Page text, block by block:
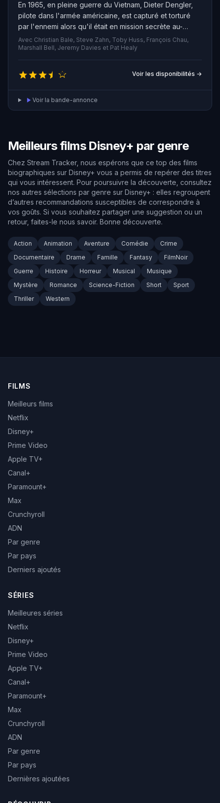
En 1965, en pleine guerre du Vietnam, Dieter Dengler,
pilote dans l'armée américaine, est capturé et torturé
par l'ennemi alors qu'il était en mission secrète au-
dessus du Laos. Prisonnier en plein cœur de la jungle, il
décide de tout faire pour s'en sortir et organise son
évasion.
Avec Christian Bale, Steve Zahn, Toby Huss, François Chau,
Marshall Bell, Jeremy Davies et Pat Healy
Voir les disponibilités →
Voir la bande-annonce
Meilleurs films Disney+ par genre
Chez Stream Tracker, nous espérons que ce top des films
biographiques sur Disney+ vous a permis de repérer des titres
qui vous intéressent. Pour poursuivre la découverte, consultez
nos autres sélections par genre sur Disney+ : elles regroupent
d’autres recommandations susceptibles de correspondre à
vos goûts. Si vous souhaitez partager une suggestion ou un
retour, faites-le nous savoir. Bonne découverte.
Action Animation Aventure Comédie
Crime
Documentaire
Drame Famille Fantasy
FilmNoir
Guerre
Histoire Horreur Musical
Musique
Mystère
Romance Science-Fiction Short
Sport
Thriller
Western
FILMS
Meilleurs films
Netflix
Disney+
Prime Video
Apple TV+
Canal+
Paramount+
Max
Crunchyroll
ADN
Par genre
Par pays
Derniers ajoutés
SÉRIES
Meilleures séries
Netflix
Disney+
Prime Video
Apple TV+
Canal+
Paramount+
Max
Crunchyroll
ADN
Par genre
Par pays
Dernières ajoutées